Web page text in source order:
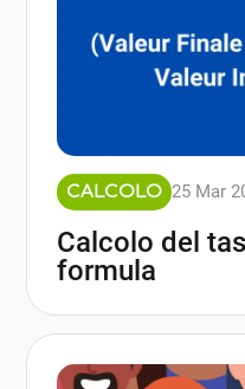
CALCOLO 25 Mar
Calcolo del
formula